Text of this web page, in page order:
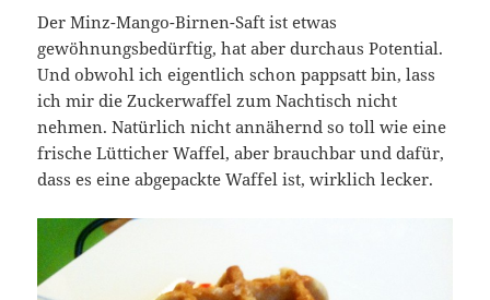
Der Minz-Mango-Birnen-Saft ist etwas
gewöhnungsbedürftig, hat aber durchaus Potential.
Und obwohl ich eigentlich schon pappsatt bin, lass
ich mir die Zuckerwaffel zum Nachtisch nicht
nehmen. Natürlich nicht annähernd so toll wie eine
frische Lütticher Waffel, aber brauchbar und dafür,
dass es eine abgepackte Waffel ist, wirklich lecker.